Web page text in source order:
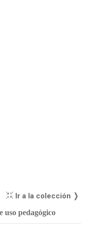
Ir a la colección ❭
uso pedagógico